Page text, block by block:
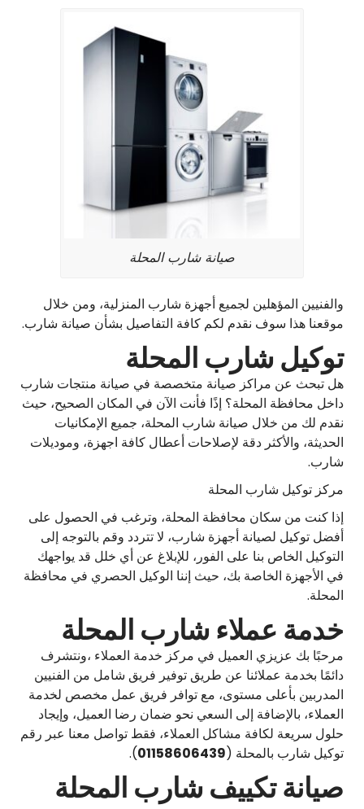
صيانة شارب المحلة
والفنيين المؤهلين لجميع أجهزة شارب المنزلية، ومن خلال
موقعنا هذا سوف نقدم لكم كافة التفاصيل بشأن صيانة شارب.
توكيل شارب المحلة
هل تبحث عن مراكز صيانة متخصصة في صيانة منتجات شارب
داخل محافظة المحلة؟ إذًا فأنت الآن في المكان الصحيح، حيث
نقدم لك من خلال صيانة شارب المحلة، جميع الإمكانيات
الحديثة، والأكثر دقة لإصلاحات أعطال كافة اجهزة، وموديلات
شارب.
مركز توكيل شارب المحلة
إذا كنت من سكان محافظة المحلة، وترغب في الحصول على
أفضل توكيل لصيانة أجهزة شارب، لا تتردد وقم بالتوجه إلى
التوكيل الخاص بنا على الفور، للإبلاغ عن أي خلل قد يواجهك
في الأجهزة الخاصة بك، حيث إننا الوكيل الحصري في محافظة
المحلة.
خدمة عملاء شارب المحلة
مرحبًا بك عزيزي العميل في مركز خدمة العملاء ،ونتشرف
دائمًا بخدمة عملائنا عن طريق توفير فريق شامل من الفنيين
المدربين بأعلى مستوى، مع توافر فريق عمل مخصص لخدمة
العملاء، بالإضافة إلى السعي نحو ضمان رضا العميل، وإيجاد
حلول سريعة لكافة مشاكل العملاء، فقط تواصل معنا عبر رقم
توكيل شارب بالمحلة (01158606439
).
صيانة تكييف شارب المحلة